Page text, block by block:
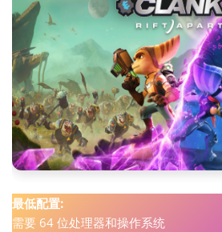
最低配置:
需要 64 位处理器和操作系统